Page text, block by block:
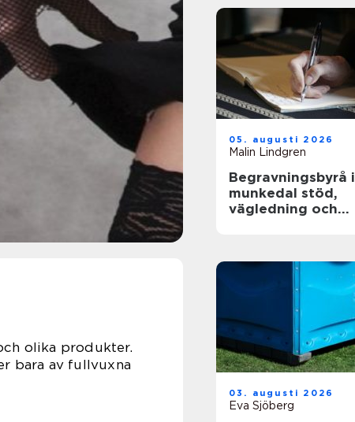
olika produkter.
bara av fullvuxna
05. augusti 2026
Malin Lindgren
Begravningsbyrå i
munkedal stöd,
vägledning och
03. augusti 2026
Eva Sjöberg